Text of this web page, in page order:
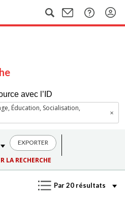
avec l’ID
Éducation, Socialisation,
EXPORTER
LA RECHERCHE